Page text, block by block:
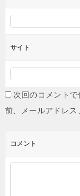
サイト
次回のコメント
前、メールアドレス
コメント